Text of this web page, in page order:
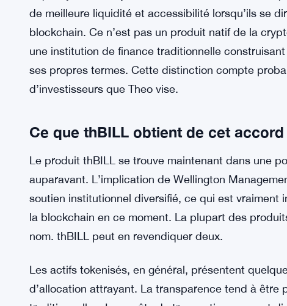
La participation rend l’ensemble du dispositif plus
ont eu du mal avec la perception qu’ils sont
pratique. Avoir Sygnum dans le mélange semble
de meilleure liquidité et accessibilité lorsqu’ils se
blockchain. Ce n’est pas un produit natif de la
une institution de finance traditionnelle
ses propres termes. Cette distinction compte
d’investisseurs que Theo vise.
Ce que thBILL obtient de cet accord
Le produit thBILL se trouve maintenant dans une